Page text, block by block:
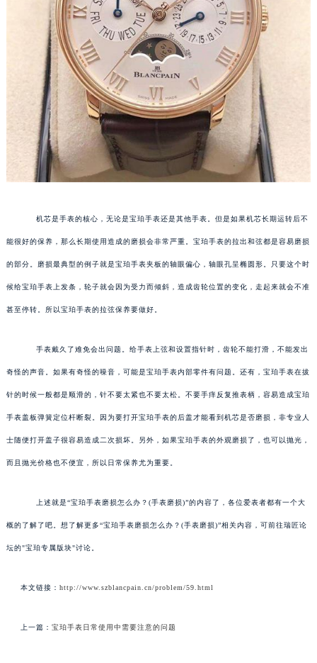
机芯是手表的核心，无论是宝珀手表还是其他手表。但是如果机芯长期运转后不
能很好的保养，那么长期使用造成的磨损会非常严重。宝珀手表的拉出和弦都是容易磨损
的部分。磨损最典型的例子就是宝珀手表夹板的轴眼偏心，轴眼孔呈椭圆形。只要这个时
候给宝珀手表上发条，轮子就会因为受力而倾斜，造成齿轮位置的变化，走起来就会不准
甚至停转。所以宝珀手表的拉弦保养要做好。
手表戴久了难免会出问题。给手表上弦和设置指针时，齿轮不能打滑，不能发出
奇怪的声音。如果有奇怪的噪音，可能是宝珀手表内部零件有问题。还有，宝珀手表在拔
针的时候一般都是顺滑的，针不要太紧也不要太松。不要手痒反复推表柄，容易造成宝珀
手表盖板弹簧定位杆断裂。因为要打开宝珀手表的后盖才能看到机芯是否磨损，非专业人
士随便打开盖子很容易造成二次损坏。另外，如果宝珀手表的外观磨损了，也可以抛光，
而且抛光价格也不便宜，所以日常保养尤为重要。
上述就是“宝珀手表磨损怎么办？(手表磨损)”的内容了，各位爱表者都有一个大
概的了解了吧。想了解更多“宝珀手表磨损怎么办？(手表磨损)”相关内容，可前往瑞匠论
坛的"宝珀专属版块"讨论。
本文链接： http://www.szblancpain.cn/problem/59.html
上一篇： 宝珀手表日常使用中需要注意的问题